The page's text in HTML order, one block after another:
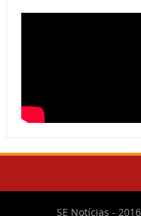
SE Notícias -